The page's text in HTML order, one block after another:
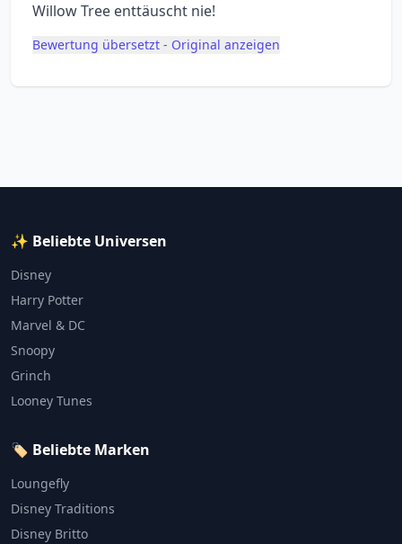
Willow Tree enttäuscht nie!
Bewertung übersetzt - Original anzeigen
✨ Beliebte Universen
Disney
Harry Potter
Marvel & DC
Snoopy
Grinch
Looney Tunes
🏷️ Beliebte Marken
Loungefly
Disney Traditions
Disney Britto